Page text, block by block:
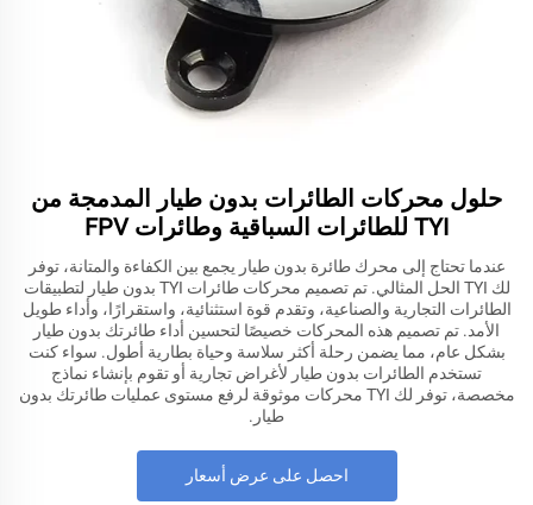
حلول محركات الطائرات بدون طيار المدمجة من
TYI للطائرات السباقية وطائرات FPV
عندما تحتاج إلى محرك طائرة بدون طيار يجمع بين الكفاءة والمتانة، توفر
لك TYI الحل المثالي. تم تصميم محركات طائرات TYI بدون طيار لتطبيقات
الطائرات التجارية والصناعية، وتقدم قوة استثنائية، واستقرارًا، وأداء طويل
الأمد. تم تصميم هذه المحركات خصيصًا لتحسين أداء طائرتك بدون طيار
بشكل عام، مما يضمن رحلة أكثر سلاسة وحياة بطارية أطول. سواء كنت
تستخدم الطائرات بدون طيار لأغراض تجارية أو تقوم بإنشاء نماذج
مخصصة، توفر لك TYI محركات موثوقة لرفع مستوى عمليات طائرتك بدون
طيار.
احصل على عرض أسعار